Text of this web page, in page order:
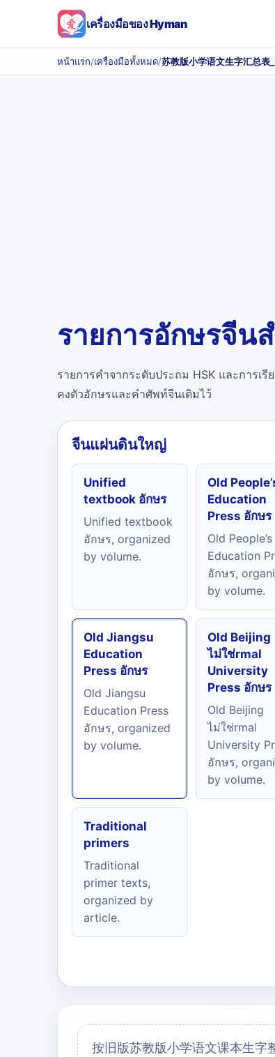
เครื่องมือของ Hyman
หน้าแรก/เครื่องมือทั้งหมด/苏教版小学语文生字汇总表
รายการอักษรจีน
รายการคำจากระดับประถม HSK และการเ
คงตัวอักษรและคำศัพท์จีนเดิมไว้
จีนแผ่นดินใหญ่
Unified
textbook อักษร
Unified textbook
อักษร, organized
by volume.
Old
Education
Press อักษร
Old People’s
Education
อักษร,
by volume.
Old Jiangsu
Education
Press อักษร
Old Jiangsu
Education Press
อักษร, organized
by volume.
Old Beijing
ไม่ใช่rmal
University
Press อักษร
Old Beijing
ไม่ใช่rmal
University
อักษร,
by volume.
Traditional
primers
Traditional
primer texts,
organized by
article.
按旧版苏教版小学语文课本生字